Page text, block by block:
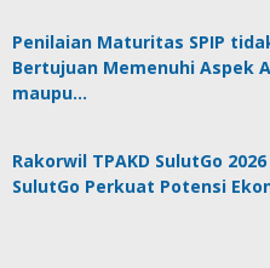
Penilaian Maturitas SPIP
Bertujuan Memenuhi Aspek
maupu…
Rakorwil TPAKD SulutGo
SulutGo Perkuat Potensi